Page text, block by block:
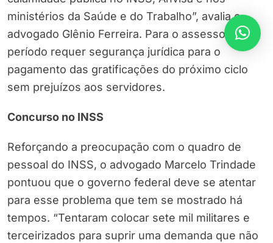
ministérios da Saúde e do Trabalho”, avalia o
advogado Glênio Ferreira. Para o assessor, o
período requer segurança jurídica para o
pagamento das gratificações do próximo ciclo
sem prejuízos aos servidores.
Concurso no INSS
Reforçando a preocupação com o quadro de
pessoal do INSS, o advogado Marcelo Trindade
pontuou que o governo federal deve se atentar
para esse problema que tem se mostrado há
tempos. “Tentaram colocar sete mil militares e
terceirizados para suprir uma demanda que não